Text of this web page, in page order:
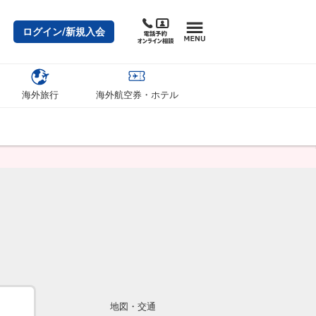
ログイン/新規入会
海外旅行 海外航空券・ホテル
地図・交通